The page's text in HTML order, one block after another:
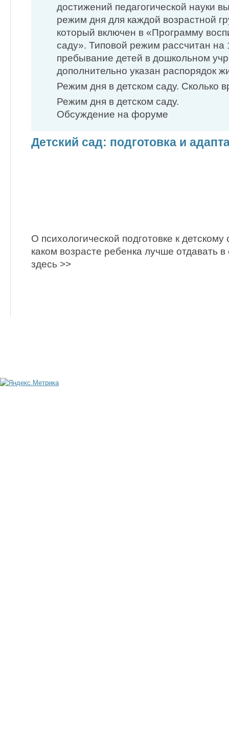
достижений педагогической науки
режим дня для каждой возрастной
который включен в «Программу
саду». Типовой режим рассчитан на
пребывание детей в дошкольном
дополнительно указан распорядок
Режим дня в детском саду. Сколько
Режим дня в детском саду.
Обсуждение на форуме
Детский сад: подготовка и
О психологической подготовке к детскому
каком возрасте ребенка лучше отдавать
здесь >>